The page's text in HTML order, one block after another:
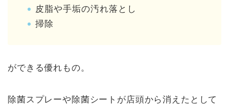
皮脂や手垢の汚れ落とし
掃除
ができる優れもの。
除菌スプレーや除菌シートが店頭から消えたとして